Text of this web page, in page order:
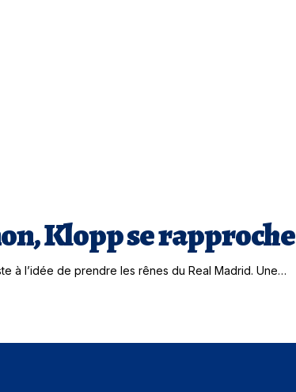
Klopp se rapproche
à l’idée de prendre les rênes du Real Madrid. Une…